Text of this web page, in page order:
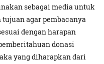
sebagai media untuk
agar pembacanya
dengan harapan
donasi
yang diharapkan dari